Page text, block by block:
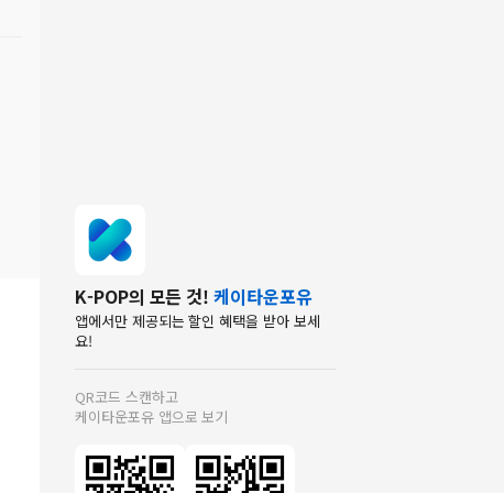
K-POP의 모든 것! 케이타운포유
앱에서만 제공되는 할인 혜택을 받아 보세
요!
QR코드 스캔하고
케이타운포유 앱으로 보기